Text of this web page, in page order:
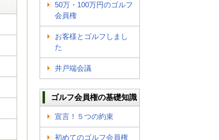
50万・100万円のゴルフ
会員権
お客様とゴルフしまし
た
井戸端会議
ゴルフ会員権の基礎知識
宣言！５つの約束
初めてのゴルフ会員権